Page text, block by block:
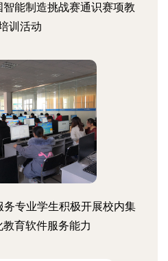
能制造挑战赛通识赛项教
训活动
专业学生积极开展校内集
育软件服务能力